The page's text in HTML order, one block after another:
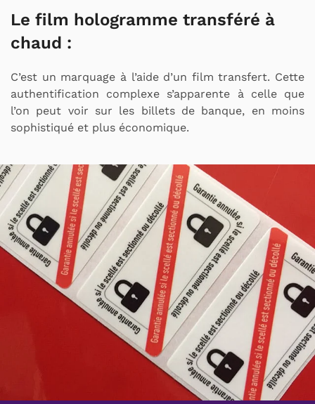
Le film hologramme transféré à
chaud :
C’est un marquage à l’aide d’un film transfert. Cette
authentification complexe s’apparente à celle que
l’on peut voir sur les billets de banque, en moins
sophistiqué et plus économique.